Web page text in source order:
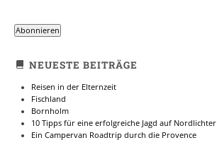
Abonnieren
NEUESTE BEITRÄGE
Reisen in der Elternzeit
Fischland
Bornholm
10 Tipps für eine erfolgreiche Jagd auf Nordlichter
Ein Campervan Roadtrip durch die Provence